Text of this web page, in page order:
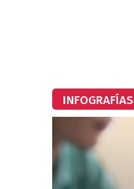
INFOGRAFÍAS